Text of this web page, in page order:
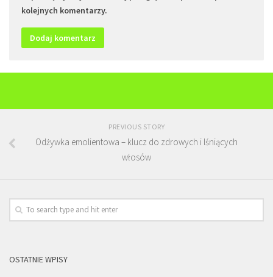
kolejnych komentarzy.
PREVIOUS STORY
Odżywka emolientowa – klucz do zdrowych i lśniących
włosów
OSTATNIE WPISY